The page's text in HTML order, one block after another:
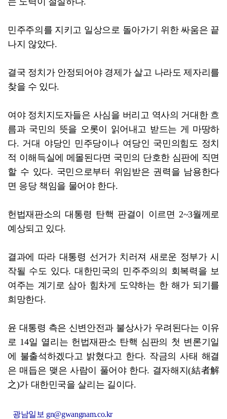
민주주의를 지키고 일상으로 돌아가기 위한 싸움은 끝
나지 않았다.
결국 정치가 안정되어야 경제가 살고 나라도 제자리를
찾을 수 있다.
여야 정치지도자들은 사심을 버리고 역사의 거대한 흐
름과 국민의 뜻을 오롯이 읽어내고 받드는 게 마땅하
다. 거대 야당인 민주당이나 여당인 국민의힘도 정치
적 이해득실에 메몰된다면 국민의 단호한 심판에 직면
할 수 있다. 국민으로부터 위임받은 권력을 남용한다
면 응당 책임을 물어야 한다.
헌법재판소의 대통령 탄핵 판결이 이르면 2~3월께로
예상되고 있다.
결과에 따라 대통령 선거가 치러져 새로운 정부가 시
작될 수도 있다. 대한민국의 민주주의의 회복력을 보
여주는 계기로 삼아 힘차게 도약하는 한 해가 되기를
희망한다.
윤 대통령 측은 신변안전과 불상사가 우려된다는 이유
로 14일 열리는 헌법재판소 탄핵 심판의 첫 변론기일
에 불출석하겠다고 밝혔다고 한다. 작금의 사태 해결
은 매듭은 맺은 사람이 풀어야 한다. 결자해지(結者解
之)가 대한민국을 살리는 길이다.
광남일보 gn@gwangnam.co.kr